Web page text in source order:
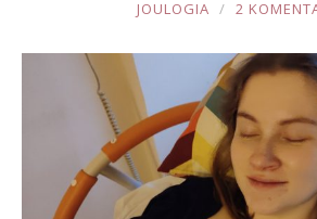
JOULE
JOULOGIA 2